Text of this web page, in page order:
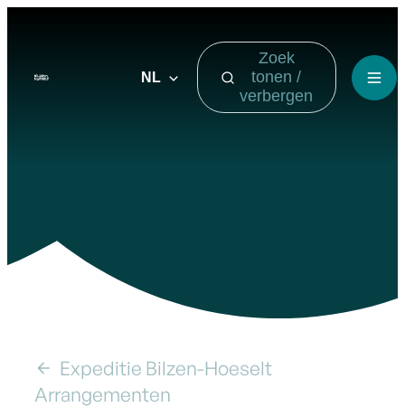
NL
Zoek
tonen /
verbergen
Toon alle broodkruimel items
Expeditie Bilzen-Hoeselt Arrangement |
Expeditie Bilzen-Hoeselt
Arrangementen